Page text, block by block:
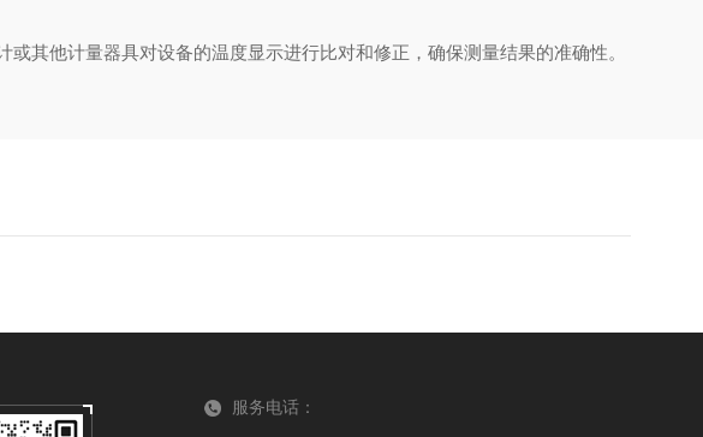
他计量器具对设备的温度显示进行比对和修正，确保测量结果的准确性。
服务电话：